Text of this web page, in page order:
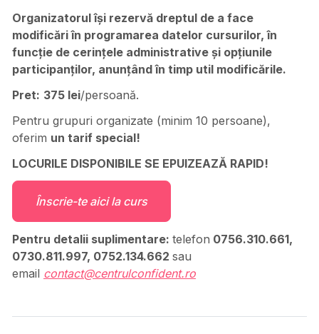
Organizatorul își rezervă dreptul de a face
modificări în programarea datelor cursurilor, în
funcție de cerințele administrative și opțiunile
participanților, anunțând în timp util modificările.
Pret: 375 lei/persoană.
Pentru grupuri organizate (minim 10 persoane),
oferim un tarif special!
LOCURILE DISPONIBILE SE EPUIZEAZĂ RAPID!
Înscrie-te aici la curs
Pentru detalii suplimentare: telefon 0756.310.661,
0730.811.997, 0752.134.662 sau
email contact@centrulconfident.ro